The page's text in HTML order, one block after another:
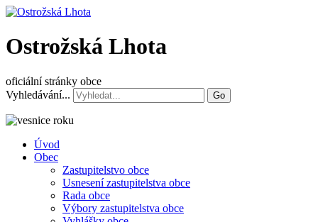
Ostrožská Lhota
oficiální stránky obce
Vyhledávání...
Go
Úvod
Obec
Zastupitelstvo obce
Usnesení zastupitelstva obce
Rada obce
Výbory zastupitelstva obce